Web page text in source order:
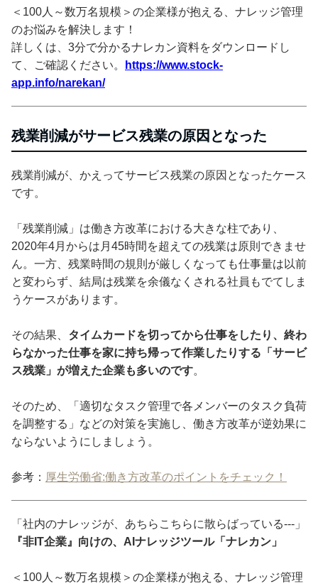
＜100人～数万名規模＞の企業様が抱える、ナレッジ管理
のお悩みを解決します！
詳しくは、3分で分かるナレカン資料をダウンロードし
て、ご確認ください。
https://www.stock-
app.info/narekan/
残業削減がサービス残業の原因となった
残業削減が、かえってサービス残業の原因となったケース
です。
「残業削減」は働き方改革における大きな柱であり、
2020年4月からは月45時間を超えての残業は原則できませ
ん。一方、残業時間の規則が厳しくなっても仕事量は以前
と変わらず、結局は残業を余儀なくされる社員もでてしま
うケースがあります。
その結果、 タイムカードを切ってから仕事をしたり、終わ
らなかった仕事を家に持ち帰って作業したりする「サービ
ス残業」が増えた企業も多いのです。
そのため、「適切なタスク管理で各メンバーのタスク負荷
を調整する」などの対策を実施し、働き方改革が逆効果に
ならないようにしましょう。
参考： 厚生労働省:働き方改革のポイントをチェック！
「社内のナレッジが、あちらこちらに散らばっている---」
『非IT企業』向けの、AIナレッジツール「ナレカン」
＜100人～数万名規模＞の企業様が抱える、ナレッジ管理